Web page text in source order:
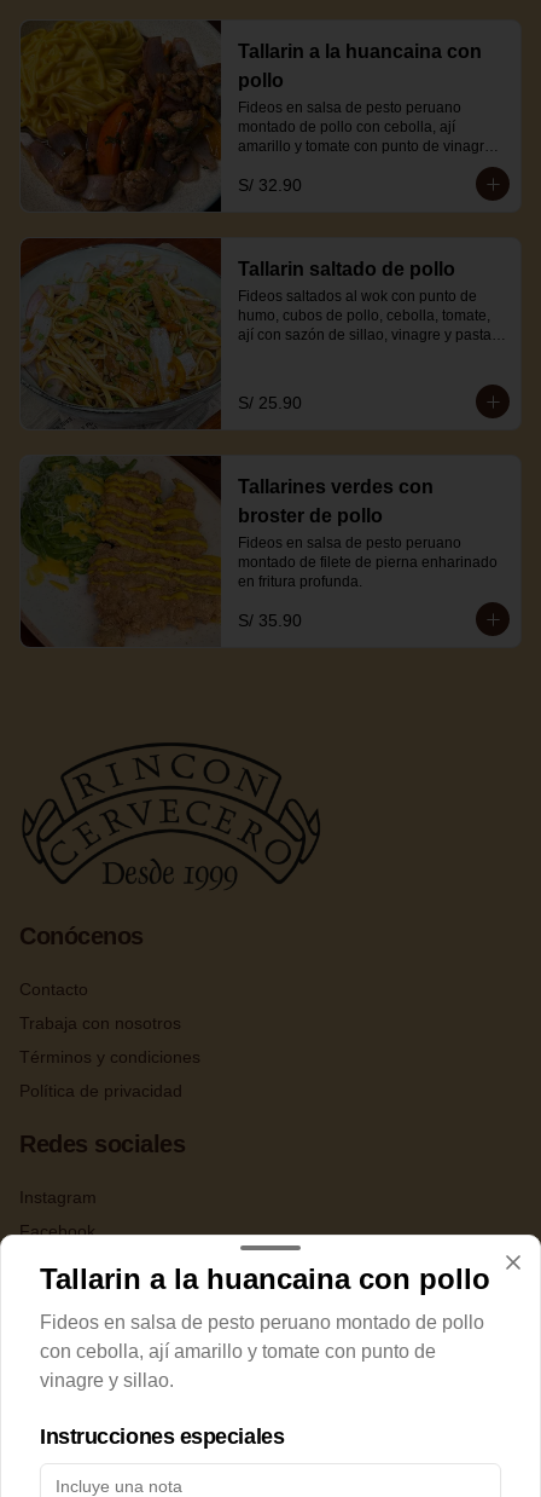
Tallarin a la huancaina con
pollo
Fideos en salsa de pesto peruano
montado de pollo con cebolla, ají
amarillo y tomate con punto de vinagre y
S/ 32.90
Tallarin saltado de pollo
Fideos saltados al wok con punto de
humo, cubos de pollo, cebolla, tomate,
ají con sazón de sillao, vinagre y pasta
S/ 25.90
Tallarines verdes con
broster de pollo
Fideos en salsa de pesto peruano
montado de filete de pierna enharinado
en fritura profunda.
S/ 35.90
Conócenos
Contacto
Trabaja con nosotros
Términos y condiciones
Política de privacidad
Redes sociales
Instagram
Facebook
Mi cuenta
PedirPolítica de
Cookies
Tallarin a la huancaina con pollo
Fideos en salsa de pesto peruano montado de pollo
con cebolla, ají amarillo y tomate con punto de
vinagre y sillao.
Instrucciones especiales